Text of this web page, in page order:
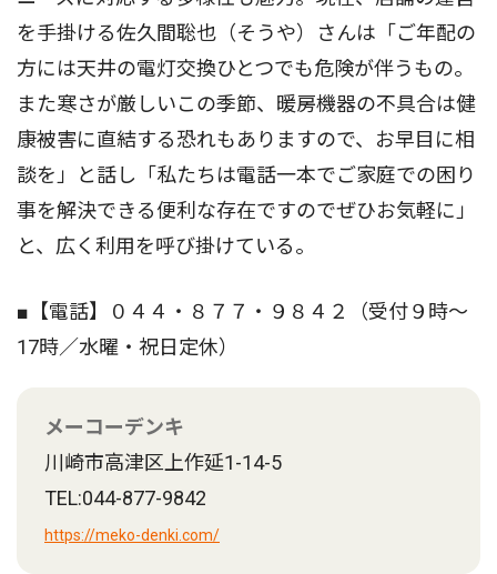
を手掛ける佐久間聡也（そうや）さんは「ご年配の
方には天井の電灯交換ひとつでも危険が伴うもの。
また寒さが厳しいこの季節、暖房機器の不具合は健
康被害に直結する恐れもありますので、お早目に相
談を」と話し「私たちは電話一本でご家庭での困り
事を解決できる便利な存在ですのでぜひお気軽に」
と、広く利用を呼び掛けている。
■【電話】０４４・８７７・９８４２（受付９時〜
17時／水曜・祝日定休）
メーコーデンキ
川崎市高津区上作延1-14-5
TEL:044-877-9842
https://meko-denki.com/